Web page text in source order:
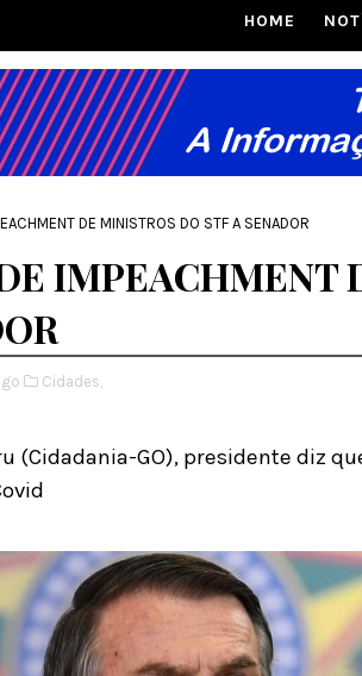
HOME
DE MINISTROS DO STF A SENADOR
IMPEACHMENT
Cidades,
(Cidadania-GO), presidente diz